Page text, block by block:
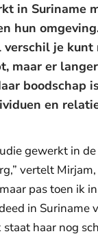
in Suriname
hun
je kunt
maar er
boodschap
en
gewerkt in de
vertelt
pas toen ik
in Suriname
staat haar nog